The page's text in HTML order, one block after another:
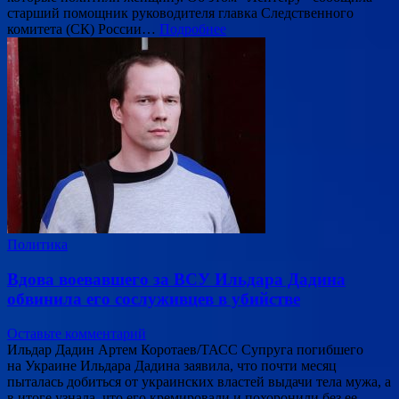
старший помощник руководителя главка Следственного
комитета (СК) России… Подробнее
Политика
Вдова воевавшего за ВСУ Ильдара Дадина
обвинила его сослуживцев в убийстве
Оставьте комментарий
Ильдар Дадин Артем Коротаев/ТАСС Супруга погибшего
на Украине Ильдара Дадина заявила, что почти месяц
пыталась добиться от украинских властей выдачи тела мужа, а